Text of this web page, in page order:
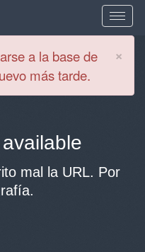
×
a la base de
más tarde.
mal la URL. Por